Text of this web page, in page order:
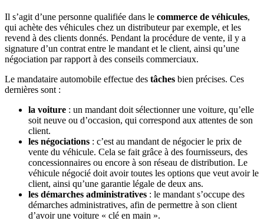
Il s’agit d’une personne qualifiée dans le commerce de véhicules,
qui achète des véhicules chez un distributeur par exemple, et les
revend à des clients donnés. Pendant la procédure de vente, il y a
signature d’un contrat entre le mandant et le client, ainsi qu’une
négociation par rapport à des conseils commerciaux.
Le mandataire automobile effectue des tâches bien précises. Ces
dernières sont :
la voiture : un mandant doit sélectionner une voiture, qu’elle
soit neuve ou d’occasion, qui correspond aux attentes de son
client.
les négociations : c’est au mandant de négocier le prix de
vente du véhicule. Cela se fait grâce à des fournisseurs, des
concessionnaires ou encore à son réseau de distribution. Le
véhicule négocié doit avoir toutes les options que veut avoir le
client, ainsi qu’une garantie légale de deux ans.
les démarches administratives : le mandant s’occupe des
démarches administratives, afin de permettre à son client
d’avoir une voiture « clé en main ».